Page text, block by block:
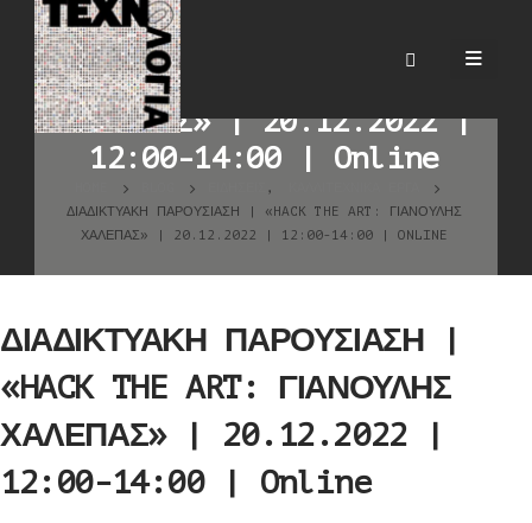
ΔΙΑΔΙΚΤΥΑΚΗ ΠΑΡΟΥΣΙΑΣΗ |
«HACK THE ART: ΓΙΑΝΟΥΛΗΣ
ΧΑΛΕΠΑΣ» | 20.12.2022 |
12:00-14:00 | Online
,
ΔΙΑΔΙΚΤΥΑΚΗ ΠΑΡΟΥΣΙΑΣΗ | «HACK THE ART: ΓΙΑΝΟΥΛΗΣ
ΧΑΛΕΠΑΣ» | 20.12.2022 | 12:00-14:00 | ONLINE
ΔΙΑΔΙΚΤΥΑΚΗ ΠΑΡΟΥΣΙΑΣΗ |
«HACK THE ART: ΓΙΑΝΟΥΛΗΣ
ΧΑΛΕΠΑΣ» | 20.12.2022 |
12:00-14:00 | Online